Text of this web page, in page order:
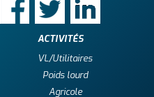
ACTIVITÉS
VL/Utilitaires
Poids lourd
Agricole